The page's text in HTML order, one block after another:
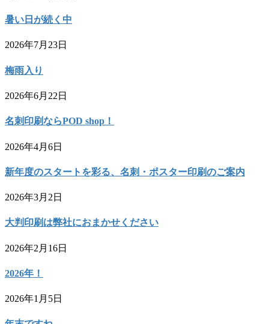
暑い日が続く中
2026年7月23日
梅雨入り
2026年6月22日
名刺印刷ならPOD shop！
2026年4月6日
新年度のスタートを彩る、名刺・ポスター印刷のご案内
2026年3月2日
大判印刷は弊社におまかせください
2026年2月16日
2026年！
2026年1月5日